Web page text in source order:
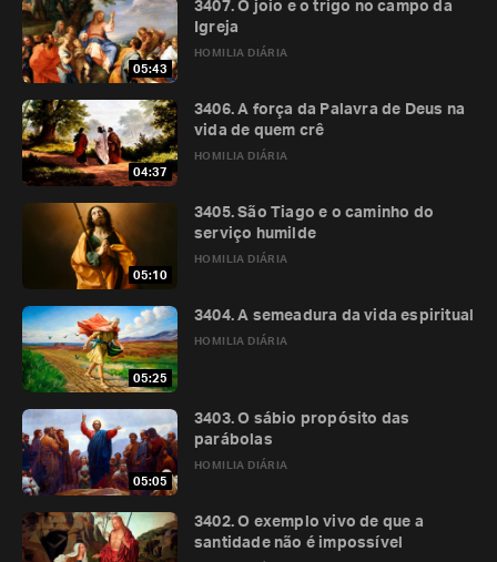
05:43
HOMILIA DIÁRIA
3407. O joio e o trigo no campo da
Igreja
04:37
HOMILIA DIÁRIA
3406. A força da Palavra de Deus na
vida de quem crê
05:10
HOMILIA DIÁRIA
3405. São Tiago e o caminho do
serviço humilde
05:25
HOMILIA DIÁRIA
3404. A semeadura da vida espiritual
05:05
HOMILIA DIÁRIA
3403. O sábio propósito das
parábolas
3402. O exemplo vivo de que a
santidade não é impossível